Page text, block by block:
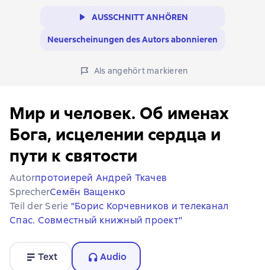
AUSSCHNITT ANHÖREN
Neuerscheinungen des Autors abonnieren
Als angehört markieren
Мир и человек. Об именах
Бога, исцелении сердца и
пути к святости
Autorпротоиерей Андрей Ткачев
SprecherСемён Ващенко
Teil der Serie "Борис Корчевников и телеканал
Спас. Совместный книжный проект"
Text Audio